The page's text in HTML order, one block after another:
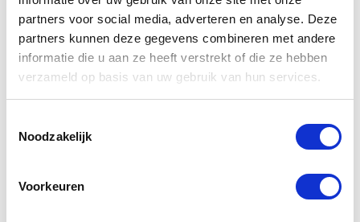
partners voor social media, adverteren en analyse. Deze
partners kunnen deze gegevens combineren met andere
informatie die u aan ze heeft verstrekt of die ze hebben
verzameld op basis van uw gebruik van hun services.
Noodzakelijk
Voorkeuren
Gerelateerde
producten
-20%